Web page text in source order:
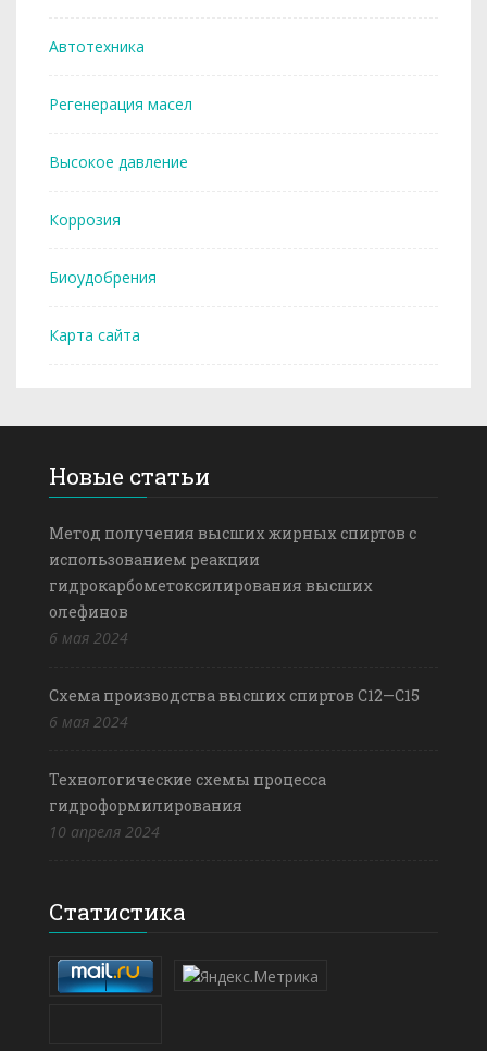
Автотехника
Регенерация масел
Высокое давление
Коррозия
Биоудобрения
Карта сайта
Новые статьи
Метод получения высших жирных спиртов с
использованием реакции
гидрокарбометоксилирования высших
олефинов
6 мая 2024
Схема производства высших спиртов С12—С15
6 мая 2024
Технологические схемы процесса
гидроформилирования
10 апреля 2024
Статистика